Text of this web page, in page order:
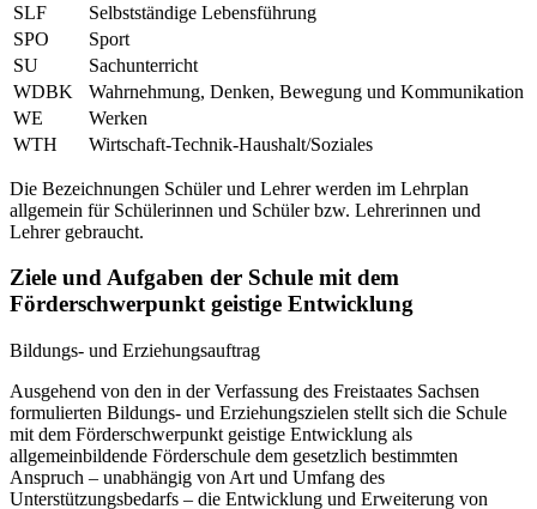
SLF
Selbstständige Lebensführung
SPO
Sport
SU
Sachunterricht
WDBK
Wahrnehmung, Denken, Bewegung und Kommunikation
WE
Werken
WTH
Wirtschaft-Technik-Haushalt/Soziales
Die Bezeichnungen Schüler und Lehrer werden im Lehrplan
allgemein für Schülerinnen und Schüler bzw. Lehrerinnen und
Lehrer gebraucht.
Ziele und Aufgaben der Schule mit dem
Förderschwerpunkt geistige Entwicklung
Bildungs- und Erziehungsauftrag
Ausgehend von den in der Verfassung des Freistaates Sachsen
formulierten Bildungs- und Erziehungszielen stellt sich die Schule
mit dem Förderschwerpunkt geistige Entwicklung als
allgemeinbildende Förderschule dem gesetzlich bestimmten
Anspruch – unabhängig von Art und Umfang des
Unterstützungsbedarfs – die Entwicklung und Erweiterung von